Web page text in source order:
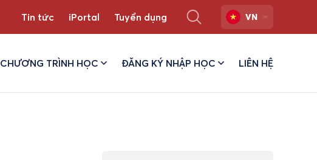
Tin tức iPortal Tuyển dụng VN
CHƯƠNG TRÌNH HỌC ĐĂNG KÝ NHẬP HỌC LIÊN HỆ